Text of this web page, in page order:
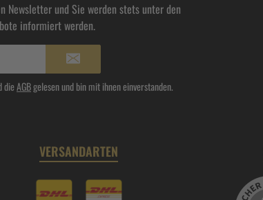
Newsletter und Sie werden stets unter den
informiert werden.
dieAGBgelesen und bin mit ihnen einverstanden.
VERSANDARTEN